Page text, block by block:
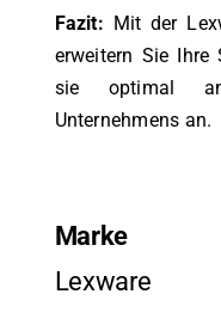
Fazit: Mit der
erweitern Sie
sie optimal
Unternehmens an.
Marke
Lexware